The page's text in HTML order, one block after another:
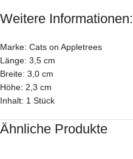
Weitere Informationen:
Marke: Cats on Appletrees
Länge: 3,5 cm
Breite: 3,0 cm
Höhe: 2,3 cm
Inhalt: 1 Stück
Ähnliche Produkte